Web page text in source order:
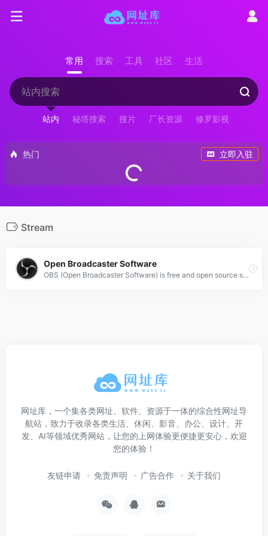
常用 搜索 工具 社区 生活
站内 秘塔搜索 搜片 厂长资源 修罗影视
热门 立即入驻
Stream
Open Broadcaster Software
OBS (Open Broadcaster Software) is free and open source software for video recording and live streaming. Stream to Twitch, YouTube and many other providers or record your own videos with high quality H264 / AAC encoding.
网址库，一个集各类网址、软件、资源于一体的综合性网址导
航站，致力于收录各类生活、休闲、影音、办公、设计、开
发、AI等领域优秀网站，让您的上网体验更便捷更安心，欢迎
您的体验！
友链申请 免责声明 广告合作 关于我们